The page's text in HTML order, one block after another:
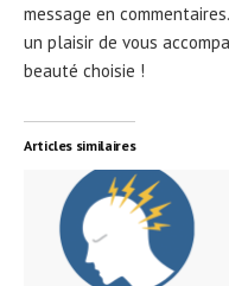
message en commentaires.
un plaisir de vous
beauté choisie !
Articles similaires